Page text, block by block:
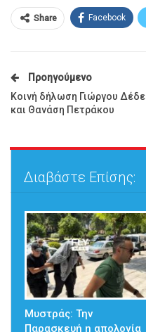
Share Facebook
Προηγούμενο
Κοινή δήλωση Γιώργου Δέδε
και Θανάση Πετράκου
Διαβάστε Επίσης:
Μυστράς: Την
Παρασκευή η απολογία